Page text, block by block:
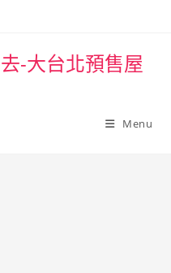
-大台北預售屋
Menu